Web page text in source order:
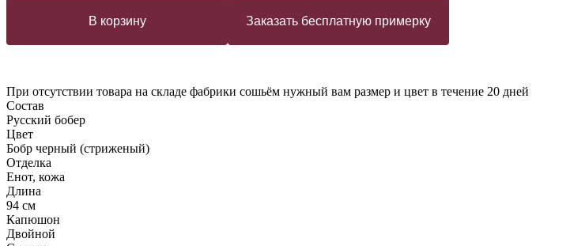
В корзину Заказать бесплатную примерку
При отсутствии товара на складе фабрики сошьём нужный вам размер и цвет в течение 20 дней
Состав
Русский бобер
Цвет
Бобр черный (стриженый)
Отделка
Енот, кожа
Длина
94 см
Капюшон
Двойной